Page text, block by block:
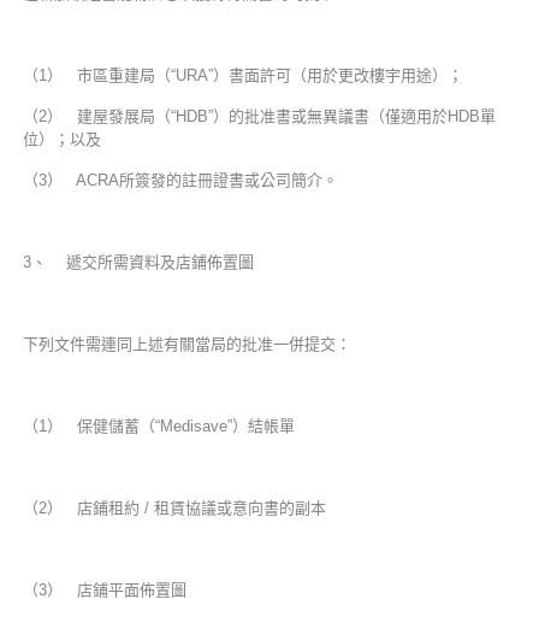
（1） 市區重建局（“URA”）書面許可（用於更改樓宇用途）；
（2） 建屋發展局（“HDB”）的批准書或無異議書（僅適用於HDB單
位）；以及
（3） ACRA所簽發的註冊證書或公司簡介。
3、 遞交所需資料及店鋪佈置圖
下列文件需連同上述有關當局的批准一併提交：
（1） 保健儲蓄（“Medisave”）結帳單
（2） 店鋪租約 / 租賃協議或意向書的副本
（3） 店鋪平面佈置圖